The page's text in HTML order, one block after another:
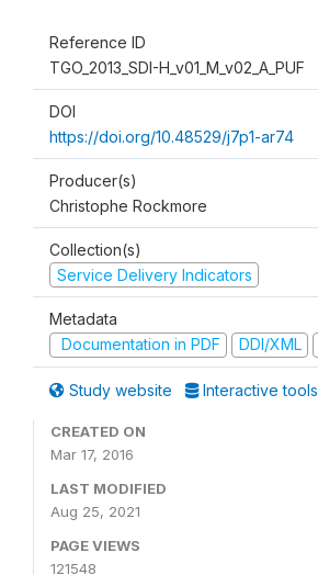
Reference ID
TGO_2013_SDI-H_v01_M_v02_A_PUF
DOI
https://doi.org/10.48529/j7p1-ar74
Producer(s)
Christophe Rockmore
Collection(s)
Service Delivery Indicators
Metadata
Documentation in PDF
DDI/XML
Study website Interactive tools
CREATED ON
Mar 17, 2016
LAST MODIFIED
Aug 25, 2021
PAGE VIEWS
121548